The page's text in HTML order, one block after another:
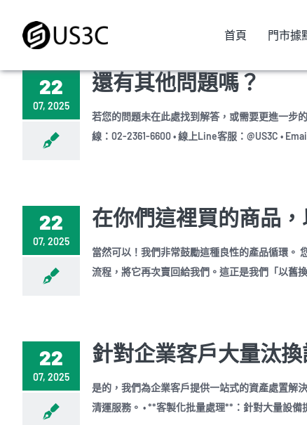
content
首頁 門市據
22
07, 2025
還有其他問題嗎？
若您的問題未在此處找到解答，或需要更進一步
線：02-2361-6600 • 線上Line客服：@US3C •
22
07, 2025
在你們這裡買的商品
當然可以！我們非常鼓勵這種良性的產品循環。
流程，將它再次賣回給我們。這正是我們「以舊
22
07, 2025
針對企業客戶大量汰
是的，我們為企業客戶提供一站式的資產處置解
清運服務。 • **客製化批量處理**：針對大量設